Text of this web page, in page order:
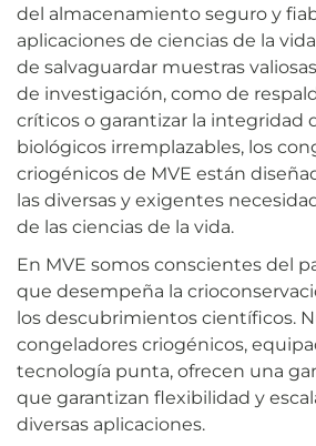
del almacenamiento seguro y
aplicaciones de ciencias de la
de salvaguardar muestras
de investigación, como de
críticos o garantizar la integridad
biológicos irremplazables, los
criogénicos de MVE están
las diversas y exigentes
de las ciencias de la vida.
En MVE somos conscientes del
que desempeña la
los descubrimientos científicos.
congeladores criogénicos,
tecnología punta, ofrecen una
que garantizan flexibilidad y
diversas aplicaciones.